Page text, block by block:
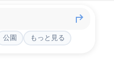
公園 もっと見る